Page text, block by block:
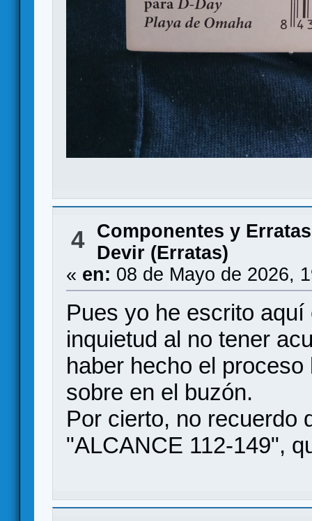
4 Componentes y Erratas
Devir (Erratas)
« en: 08 de Mayo de 2026,
Pues yo he escrito
inquietud al no tener
haber hecho el
sobre en el buzón.
Por cierto, no recuerdo
"ALCANCE 112-149",